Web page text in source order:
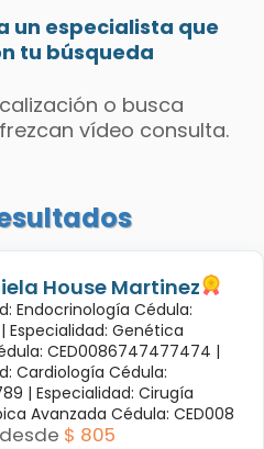
un especialista que
tu búsqueda
o busca
vídeo consulta.
House Martinez
Endocrinología Cédula:
Especialidad: Genética
CED0086747477474 |
Cardiología Cédula:
| Especialidad: Cirugía
Avanzada Cédula: CED008
$ 805